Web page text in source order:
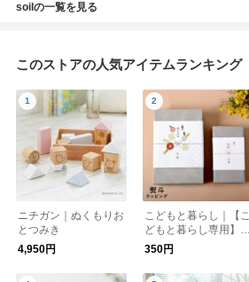
soilの一覧を見る
このストアの人気アイテムランキング
ニチガン｜ぬくもりお
とつみき
4,950円
こどもと暮らし｜【こ
どもと暮らし専用】熨
斗(のし)ラッピング
350円